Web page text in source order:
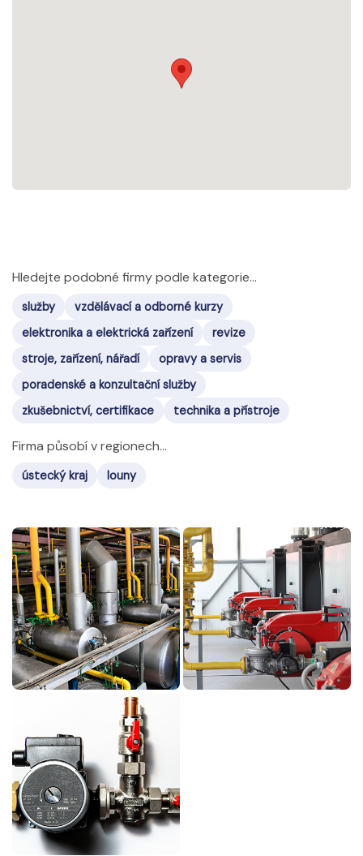
Hledejte podobné firmy podle kategorie...
služby
vzdělávací a odborné kurzy
elektronika a elektrická zařízení
revize
stroje, zařízení, nářadí
opravy a servis
poradenské a konzultační služby
zkušebnictví, certifikace
technika a přístroje
Firma působí v regionech...
ústecký kraj louny